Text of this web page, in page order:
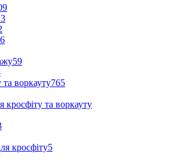
59
воркауту765
та воркауту
кросфіту5